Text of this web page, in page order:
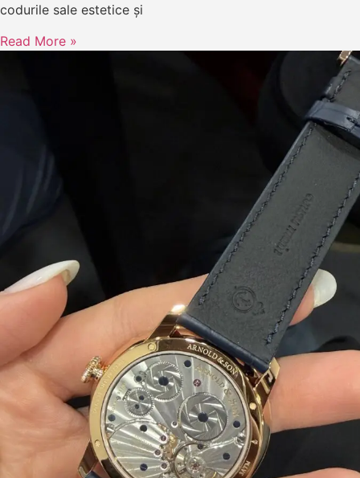
codurile sale estetice și
Read More »